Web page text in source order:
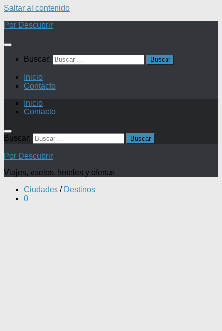
Saltar al contenido
Por Descubrir
Buscar:
Inicio
Contacto
Inicio
Contacto
Buscar:
Por Descubrir
Viajes, vuelos, hoteles y ofertas
Ciudades / Destinos
0